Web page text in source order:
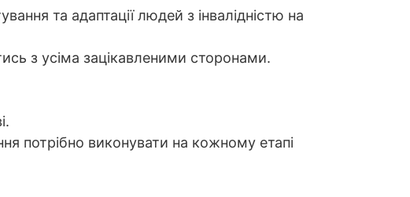
та адаптації людей з інвалідністю на
з усіма зацікавленими сторонами.
потрібно виконувати на кожному етапі